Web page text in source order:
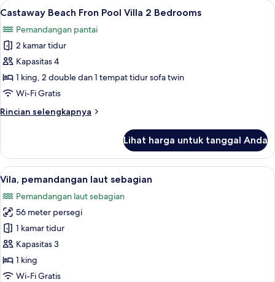
Fron
Villa
Bedroom
Lihat
semua
foto
untuk
Castaway
Beach
Fron
Villa
Castaway Beach Fron Pool Villa 2
7
Castaway Beach Fron Pool Villa 2 Bedrooms
Pemandangan pantai
2 kamar tidur
Kapasitas 4
1 king, 2 double dan 1 tempat tidur sofa twin
Wi-Fi Gratis
Rincian selengkapnya
Rincian
Castaway
Beach
Fron
Villa
2
Bedrooms
Lihat harga untuk tanggal Anda
Lihat
semua
foto
untuk
Vila,
pemandangan
laut
sebagian
Vila, pemandangan laut sebagian |
3
Vila, pemandangan laut sebagian
Pemandangan laut sebagian
56 meter persegi
1 kamar tidur
Kapasitas 3
1 king
Wi-Fi Gratis